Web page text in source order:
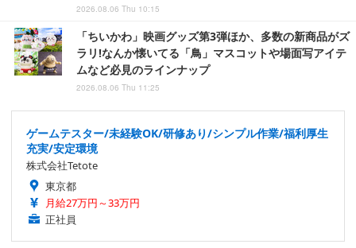
2026.08.06 Thu 10:15
「ちいかわ」映画グッズ第3弾ほか、多数の新商品がズ
ラリ!なんか懐いてる「鳥」マスコットや場面写アイテ
ムなど必見のラインナップ
2026.08.06 Thu 11:25
ゲームテスター/未経験OK/研修あり/シンプル作業/福利厚生
充実/安定環境
株式会社Tetote
東京都
月給27万円～33万円
正社員